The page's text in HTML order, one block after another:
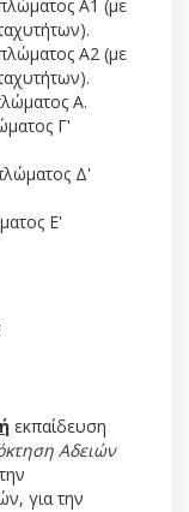
Α1 (με
Α2 (με
Α.
Γ'
Δ'
Ε'
εκπαίδευση
Αδειών
για την